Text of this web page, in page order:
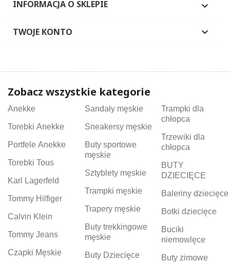
INFORMACJA O SKLEPIE 
TWOJE KONTO 
Zobacz wszystkie kategorie
Anekke
Torebki Anekke
Portfele Anekke
Torebki Tous
Karl Lagerfeld
Tommy Hilfiger
Calvin Klein
Tommy Jeans
Czapki Męskie
Sandały męskie
Sneakersy męskie
Buty sportowe
męskie
Sztyblety męskie
Trampki męskie
Trapery męskie
Buty trekkingowe
męskie
Buty Dziecięce
Trampki dla
chłopca
Trzewiki dla
chłopca
BUTY
DZIECIĘCE
Baleriny dziecięce
Botki dziecięce
Buciki
niemowlęce
Buty zimowe